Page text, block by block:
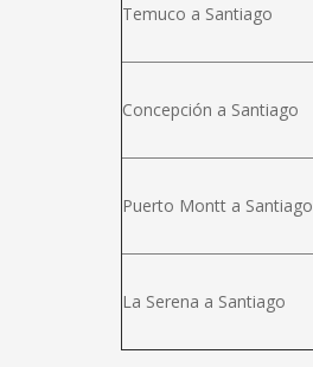
Temuco a Santiago
Concepción a Santiago
Puerto Montt a Santiago
La Serena a Santiago